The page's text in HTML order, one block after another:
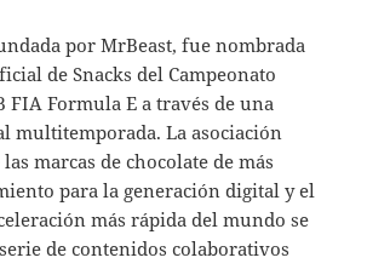
por MrBeast, fue nombrada
de Snacks del Campeonato
FIA Formula E a través de una
multitemporada. La asociación
marcas de chocolate de más
para la generación digital y el
más rápida del mundo se
de contenidos colaborativos